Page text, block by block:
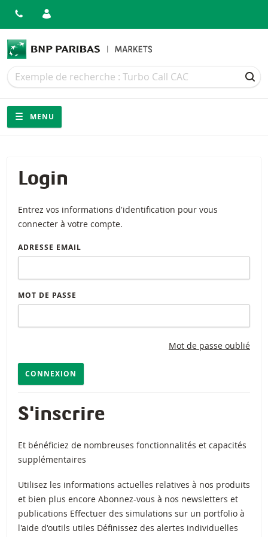
Recherche
Recherche
Navigation
Navigation sur le site
MENU
Login
Entrez vos informations d'identification pour vous
connecter à votre compte.
ADRESSE EMAIL
MOT DE PASSE
Mot de passe oublié
CONNEXION
S'inscrire
Et bénéficiez de nombreuses fonctionnalités et capacités
supplémentaires
Utilisez les informations actuelles relatives à nos produits
et bien plus encore Abonnez-vous à nos newsletters et
publications Effectuer des simulations sur un portfolio à
l'aide d'outils utiles Définissez des alertes individuelles